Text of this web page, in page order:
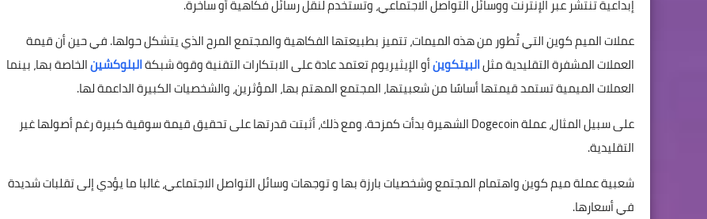
إبداعية تنتشر عبر الإنترنت ووسائل التواصل الاجتماعي، وتستخدم لنقل رسائل فكاهية أو ساخرة.
عملات الميم كوين التي تُطور من هذه الميمات، تتميز بطبيعتها الفكاهية والمجتمع المرح الذي يتشكل حولها. في حين أن قيمة
العملات المشفرة التقليدية مثلالبيتكوينأو الإيثيريوم تعتمد عادة على الابتكارات التقنية وقوة شبكةالبلوكشينالخاصة بها، بينما
العملات الميمية تستمد قيمتها أساسًا من شعبيتها، المجتمع المهتم بها، المؤثرين، والشخصيات الكبيرة الداعمة لها.
على سبيل المثال، عملة Dogecoin الشهيرة بدأت كمزحة. ومع ذلك، أثبتت قدرتها على تحقيق قيمة سوقية كبيرة رغم أصولها غير
التقليدية.
شعبية عملة ميم كوين واهتمام المجتمع وشخصيات بارزة بها و توجهات وسائل التواصل الاجتماعي، غالبا ما يؤدي إلى تقلبات شديدة
في أسعارها.